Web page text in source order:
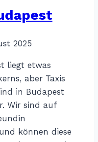
2025
liegt etwas
aber Taxis
in Budapest
Wir sind auf
können diese